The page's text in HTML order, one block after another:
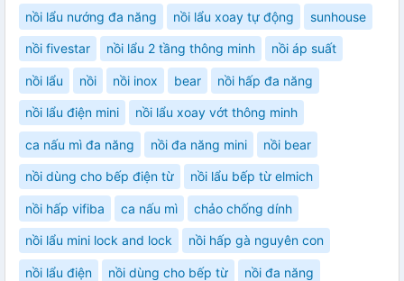
nồi lẩu nướng đa năng nồi lẩu xoay tự động sunhouse
nồi fivestar nồi lẩu 2 tầng thông minh nồi áp suất
nồi lẩu nồi nồi inox bear nồi hấp đa năng
nồi lẩu điện mini nồi lẩu xoay vớt thông minh
ca nấu mì đa năng nồi đa năng mini nồi bear
nồi dùng cho bếp điện từ nồi lẩu bếp từ elmich
nồi hấp vifiba ca nấu mì chảo chống dính
nồi lẩu mini lock and lock nồi hấp gà nguyên con
nồi lẩu điện nồi dùng cho bếp từ nồi đa năng